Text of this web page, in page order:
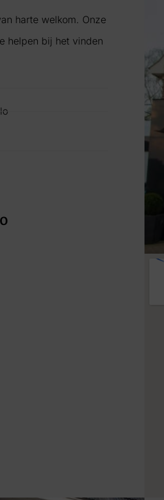
harte welkom. Onze
helpen bij het vinden